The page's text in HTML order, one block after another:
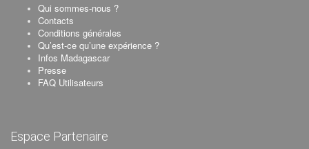
Qui sommes-nous ?
Contacts
Conditions générales
Qu’est-ce qu’une expérience ?
Infos Madagascar
Presse
FAQ Utilisateurs
Espace Partenaire